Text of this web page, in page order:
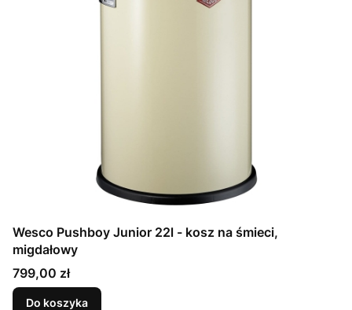
Wesco Pushboy Junior 22l - kosz na śmieci,
migdałowy
Cena
799,00 zł
Do koszyka